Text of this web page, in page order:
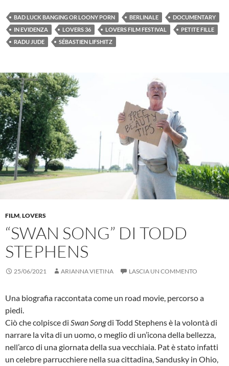
BAD LUCK BANGING OR LOONY PORN BERLINALE
DOCUMENTARY
IN EVIDENZA
LOVERS 36 LOVERS FILM FESTIVAL
PETITE FILLE
RADU JUDE
SÉBASTIEN LIFSHITZ
FILM,LOVERS
“SWAN SONG” DI TODD
STEPHENS
25/06/2021 ARIANNA VIETINA LASCIA UN COMMENTO
Una biografia raccontata come un road movie, percorso a
piedi.
Ciò che colpisce di Swan Songdi Todd Stephens è la volontà di
narrare la vita di un uomo, o meglio di un’icona della bellezza,
nell’arco di una giornata della sua vecchiaia. Pat è stato infatti
un celebre parrucchiere nella sua cittadina, Sandusky in Ohio,